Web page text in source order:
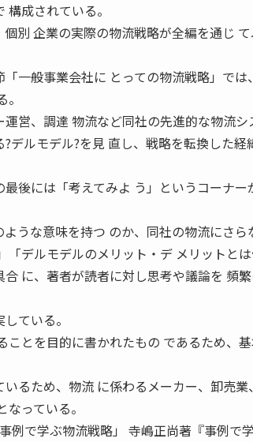
成されている。
別 企業の実際の物流戦略が全編を通じ
一般事業会社に とっての物流戦略」では
営、調達 物流など同社の先進的な物流シ
デルモデル?を見 直し、戦略を転換した経
後には「考えてみよ う」というコーナー
うな意味を持つ のか、同社の物流にさら
デルモデルのメリット・デ メリットとは
に、著者が読者に対し思考や議論を 頻
ている。
とを目的に書かれたもの であるため、
るため、物流 に係わるメーカー、卸売業
っている。
で学ぶ物流戦略」 寺嶋正尚著『事例で